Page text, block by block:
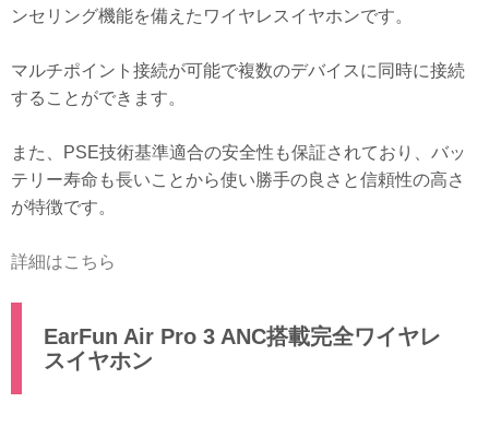
ンセリング機能を備えたワイヤレスイヤホンです。
マルチポイント接続が可能で複数のデバイスに同時に接続
することができます。
また、PSE技術基準適合の安全性も保証されており、バッ
テリー寿命も長いことから使い勝手の良さと信頼性の高さ
が特徴です。
詳細はこちら
EarFun Air Pro 3 ANC搭載完全ワイヤレ
スイヤホン